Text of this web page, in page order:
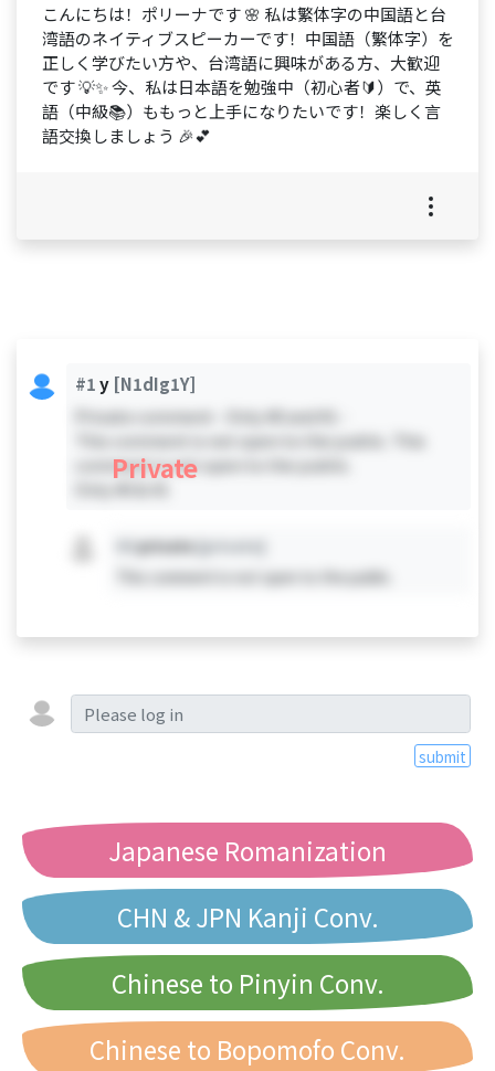
こんにちは！ポリーナです 🌸 私は繁体字の中国語と台
湾語のネイティブスピーカーです！中国語（繁体字）を
正しく学びたい方や、台湾語に興味がある方、大歓迎
です 💡✨ 今、私は日本語を勉強中（初心者🔰）で、英
語（中級📚）ももっと上手になりたいです！楽しく言
語交換しましょう 🎉💕
#1y [N1dIg1Y]
Private comment - Only #0 and #1 -
This comment is not open to the public. This
comment is not open to the public.
Private
private [private]
This comment is not open to the public.
submit
Japanese Romanization
CHN & JPN Kanji Conv.
Chinese to Pinyin Conv.
Chinese to Bopomofo Conv.